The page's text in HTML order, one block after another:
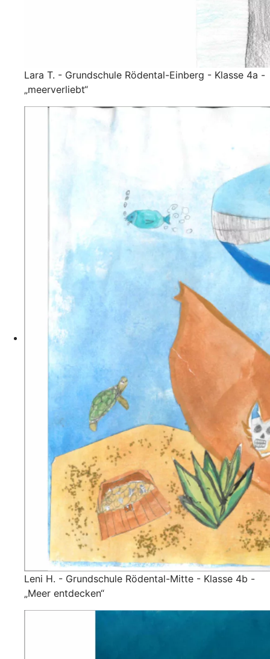
Lara T. - Grundschule Rödental-Einberg - Klasse 4a -
„meerverliebt“
Leni H. - Grundschule Rödental-Mitte - Klasse 4b -
„Meer entdecken“